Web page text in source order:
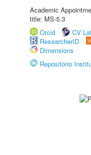
Academic
title: MS-5.3
Orcid
CV
ResearcherID
Dimensions
Repositório